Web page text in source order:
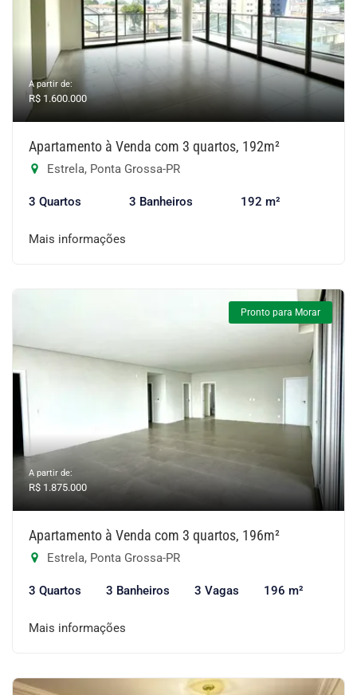
A partir de:
R$ 1.600.000
Apartamento à Venda com 3 quartos, 192m²
Estrela, Ponta Grossa-PR
3 Quartos 3 Banheiros 192 m²
Mais informações
Pronto para Morar
A partir de:
R$ 1.875.000
Apartamento à Venda com 3 quartos, 196m²
Estrela, Ponta Grossa-PR
3 Quartos 3 Banheiros 3 Vagas 196 m²
Mais informações